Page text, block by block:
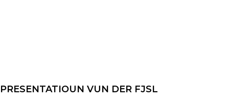
PRESENTATIOUN VUN DER FJSL